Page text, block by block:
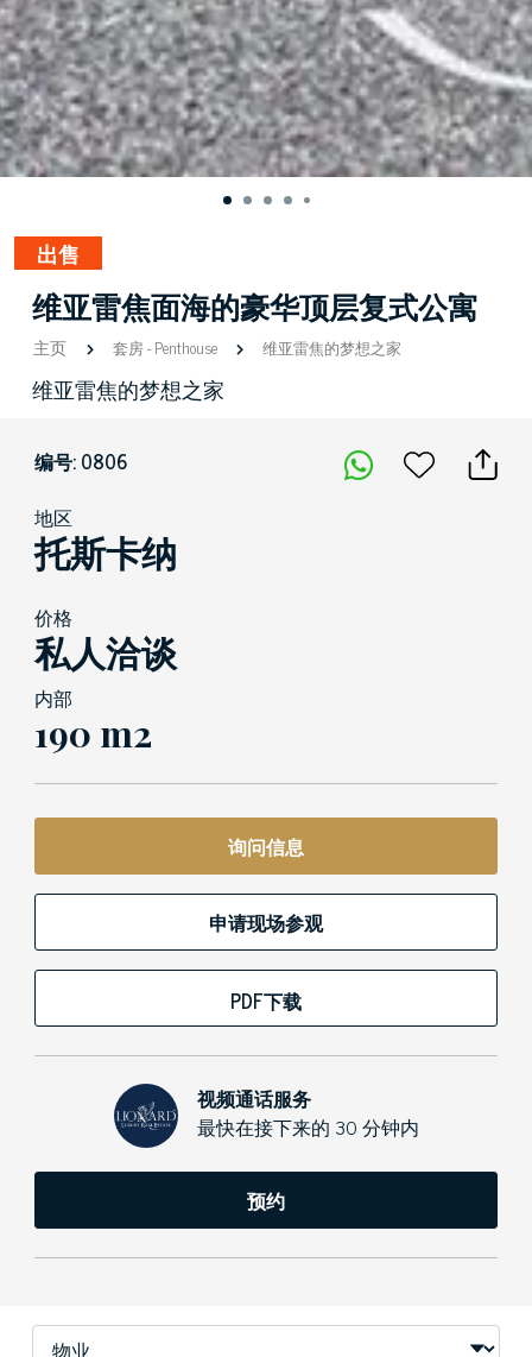
出售
维亚雷焦面海的豪华顶层复式公寓
主页 套房-Penthouse 维亚雷焦的梦想之家
维亚雷焦的梦想之家
编号: 0806
地区
托斯卡纳
价格
私人洽谈
内部
190 m2
询问信息
申请现场参观
PDF下载
视频通话服务
最快在接下来的 30 分钟内
预约